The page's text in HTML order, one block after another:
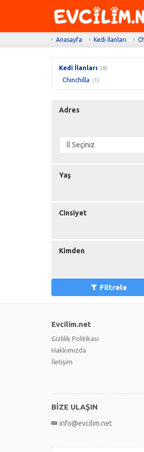
Anasayfa Kedi İlanları
Kedi İlanları (8)
Chinchilla (1)
Adres
Yaş
Cinsiyet
Kimden
Filtrele
Evcilim.net
Gizlilik Politikası
Hakkımızda
İletişim
BİZE ULAŞIN
info@evcilim.net